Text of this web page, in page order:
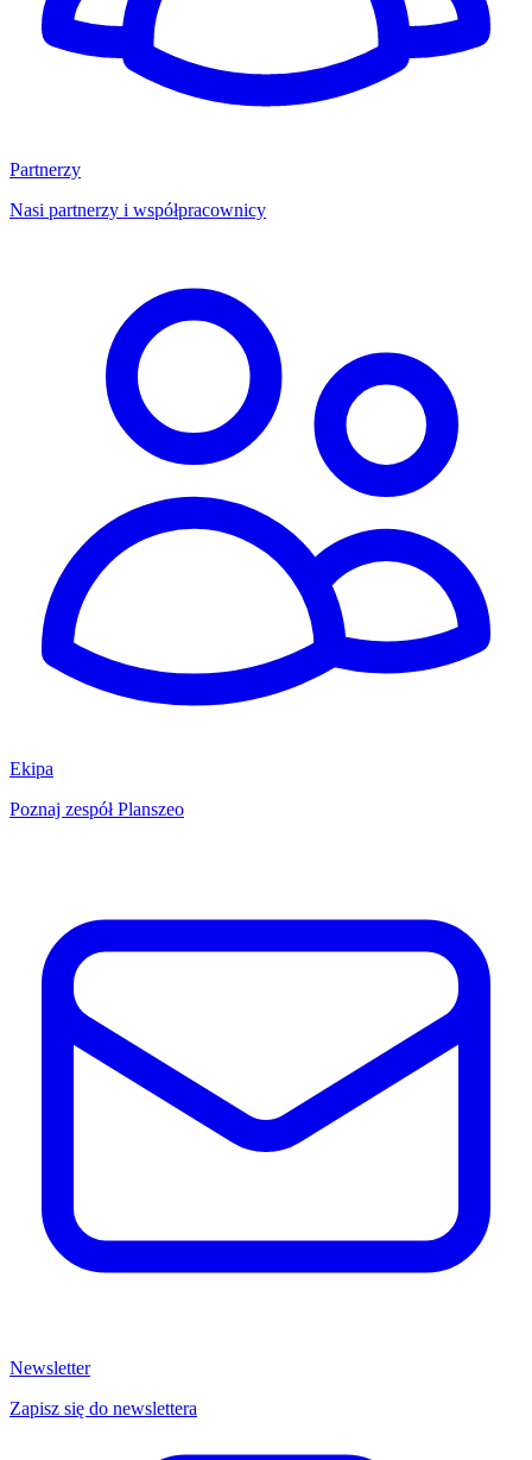
Partnerzy
Nasi partnerzy i współpracownicy
Ekipa
Poznaj zespół Planszeo
Newsletter
Zapisz się do newslettera